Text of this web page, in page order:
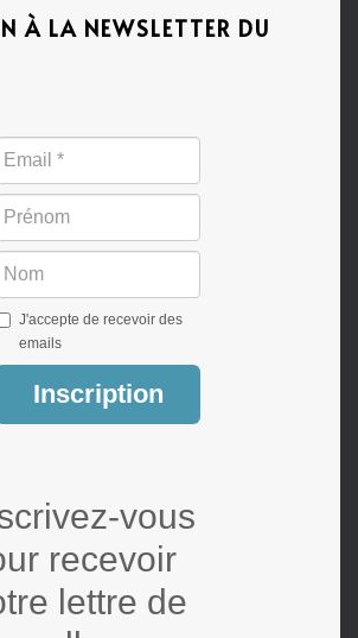
À LA NEWSLETTER DU
J'accepte de recevoir des
emails
Inscription
vous
recevoir
lettre de